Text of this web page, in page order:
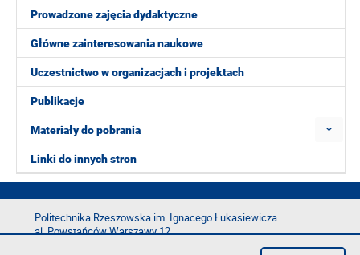
Prowadzone zajęcia dydaktyczne
Główne zainteresowania naukowe
Uczestnictwo w organizacjach i projektach
Publikacje
Materiały do pobrania
Linki do innych stron
Politechnika Rzeszowska im. Ignacego Łukasiewicza
al. Powstańców Warszawy 12